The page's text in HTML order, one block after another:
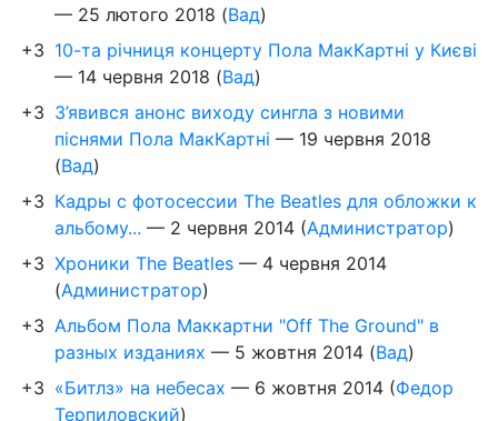
— 25 лютого 2018 (Вад)
+3 10-та річниця концерту Пола МакКартні у Києві
— 14 червня 2018 (Вад)
+3 З’явився анонс виходу сингла з новими
піснями Пола МакКартні — 19 червня 2018
(Вад)
+3 Кадры с фотосессии The Beatles для обложки к
альбому... — 2 червня 2014 (Администратор)
+3 Хроники The Beatles — 4 червня 2014
(Администратор)
+3 Альбом Пола Маккартни "Off The Ground" в
разных изданиях — 5 жовтня 2014 (Вад)
+3 «Битлз» на небесах — 6 жовтня 2014 (Федор
Терпиловский)